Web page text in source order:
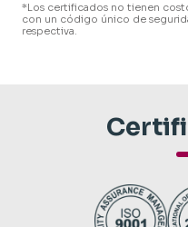
*Los certificados no tienen
con un código único de
respectiva.